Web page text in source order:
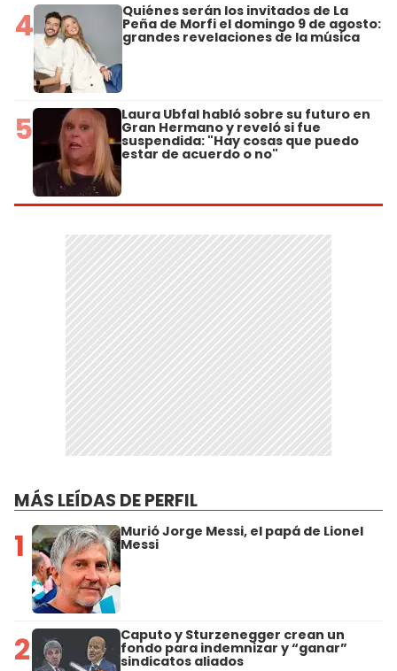
4 Quiénes serán los invitados de La
Peña de Morfi el domingo 9 de agosto:
grandes revelaciones de la música
5 Laura Ubfal habló sobre su futuro en
Gran Hermano y reveló si fue
suspendida: "Hay cosas que puedo
estar de acuerdo o no"
MÁS LEÍDAS DE PERFIL
1 Murió Jorge Messi, el papá de Lionel
Messi
2 Caputo y Sturzenegger crean un
fondo para indemnizar y “ganar”
sindicatos aliados